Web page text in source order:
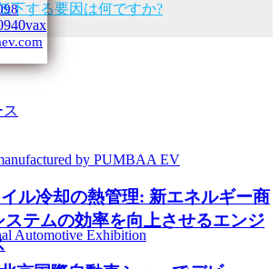
下する要因は何ですか?
ル冷却の熱管理: 新エネルギー商
ステムの効率を向上させるエンジ